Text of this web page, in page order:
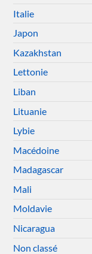
Italie
Japon
Kazakhstan
Lettonie
Liban
Lituanie
Lybie
Macédoine
Madagascar
Mali
Moldavie
Nicaragua
Non classé